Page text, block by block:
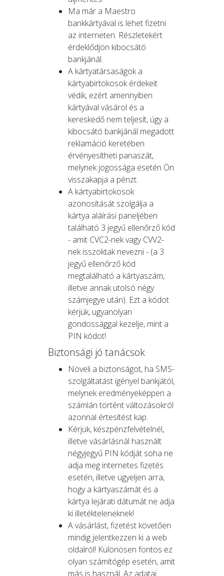
Ma már a Maestro
bankkártyával is lehet fizetni
az interneten. Részletekért
érdeklődjön kibocsátó
bankjánál.
A kártyatársaságok a
kártyabirtokosok érdekeit
védik, ezért amennyiben
kártyával vásárol és a
kereskedő nem teljesít, úgy a
kibocsátó bankjánál megadott
reklamáció keretében
érvényesítheti panaszát,
melynek jogossága esetén Ön
visszakapja a pénzt.
A kártyabirtokosok
azonosítását szolgálja a
kártya aláírási paneljében
található 3 jegyű ellenőrző kód
- amit CVC2-nek vagy CVV2-
nek isszoktak nevezni - (a 3
jegyű ellenőrző kód
megtalálható a kártyaszám,
illetve annak utolsó négy
számjegye után). Ezt a kódot
kérjük, ugyanolyan
gondossággal kezelje, mint a
PIN kódot!
Biztonsági jó tanácsok
Növeli a biztonságot, ha SMS-
szolgáltatást igényel bankjától,
melynek eredményeképpen a
számlán történt változásokról
azonnal értesítést kap.
Kérjük, készpénzfelvételnél,
illetve vásárlásnál használt
négyjegyű PIN kódját soha ne
adja meg internetes fizetés
esetén, illetve ügyeljen arra,
hogy a kártyaszámát és a
kártya lejárati dátumát ne adja
ki illetékteleneknek!
A vásárlást, fizetést követően
mindig jelentkezzen ki a web
oldalról! Különösen fontos ez
olyan számítógép esetén, amit
más is használ. Az adatai